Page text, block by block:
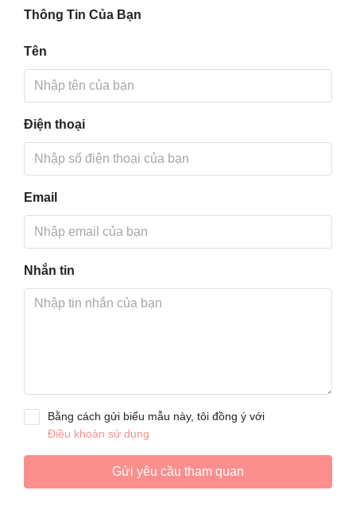
Thông Tin Của Bạn
Tên
Điện thoại
Email
Nhắn tin
Bằng cách gửi biểu mẫu này, tôi đồng ý với
Điều khoản sử dụng
Gửi yêu cầu tham quan